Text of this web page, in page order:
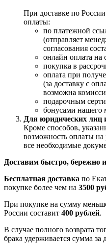
При доставке по
оплаты:
по платежной
(отправляет
согласования
онлайн оплата на
покупка в
оплата при
(за доставку с
возможна
подарочным
бонусами нашего
Для юридических
Кроме способов,
возможность оплаты на
все необходимые
Доставим быстро, бережно
Бесплатная доставка по
покупке более чем на 3500
При покупке на сумму
России составит 400 рублей.
В случае полного возврата
брака удерживается сумма за